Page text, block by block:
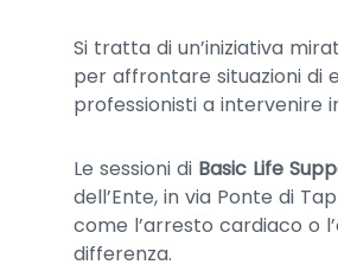
Si tratta di un’iniziativa
per affrontare situazioni di
professionisti a intervenire
Le sessioni di Basic Life
dell’Ente, in via Ponte di
come l’arresto cardiaco o
differenza.